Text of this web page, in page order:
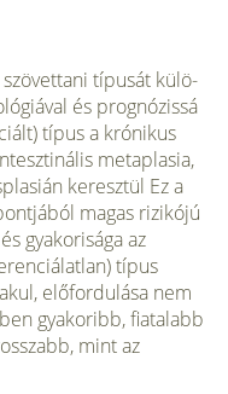
típusát külö­
és prognózissá
típus a krónikus
metapla­sia,
keresztül Ez a
magas rizikójú
gyakorisága az
típus
előfordulása nem
gyakoribb, fiata­labb
mint az